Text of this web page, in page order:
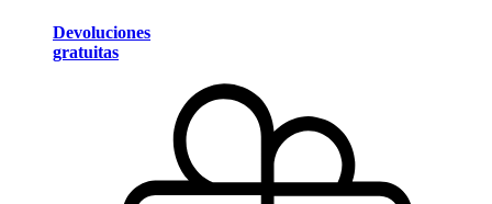
Devoluciones
gratuitas